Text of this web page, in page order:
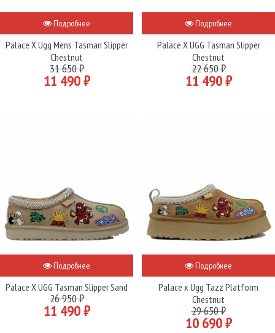
Подробнее
Palace X Ugg Mens Tasman Slipper
Chestnut
31 650 ₽
11 490 ₽
Подробнее
Palace X UGG Tasman Slipper
Chestnut
22 650 ₽
11 490 ₽
Подробнее
Palace X UGG Tasman Slipper Sand
26 950 ₽
11 490 ₽
Подробнее
Palace x Ugg Tazz Platform
Chestnut
29 650 ₽
10 690 ₽